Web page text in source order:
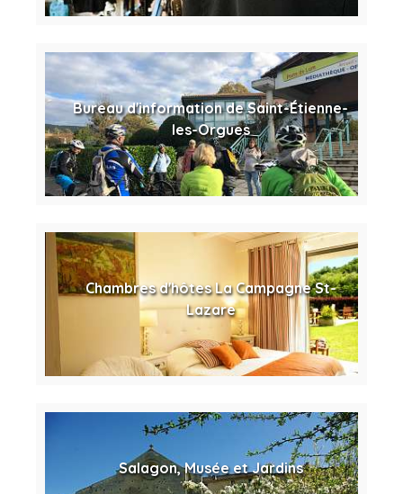
Bureau d'information de Saint-Étienne-
les-Orgues
Chambres d'hôtes La Campagne St-
Lazare
Salagon, Musée et Jardins